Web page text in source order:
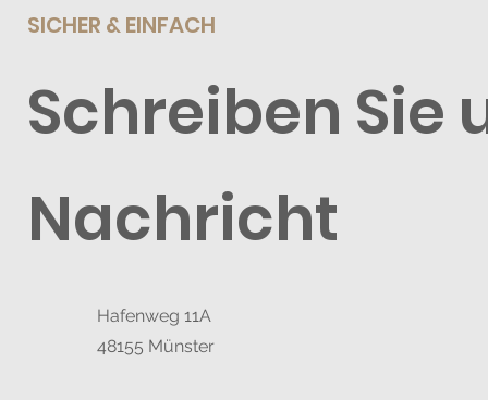
SICHER & EINFACH
Schreiben Sie
Nachricht
Hafenweg 11A
48155 Münster